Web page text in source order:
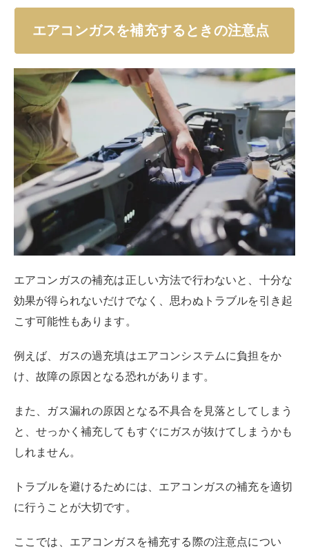
エアコンガスを補充するときの注意点
エアコンガスの補充は正しい方法で行わないと、十分な
効果が得られないだけでなく、思わぬトラブルを引き起
こす可能性もあります。
例えば、ガスの過充填はエアコンシステムに負担をか
け、故障の原因となる恐れがあります。
また、ガス漏れの原因となる不具合を見落としてしまう
と、せっかく補充してもすぐにガスが抜けてしまうかも
しれません。
トラブルを避けるためには、エアコンガスの補充を適切
に行うことが大切です。
ここでは、エアコンガスを補充する際の注意点につい